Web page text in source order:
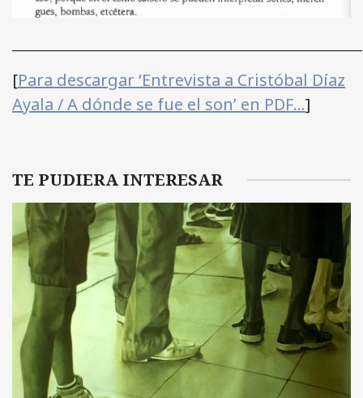
[Para descargar ‘Entrevista a Cristóbal Díaz
Ayala / A dónde se fue el son’ en PDF…]
TE PUDIERA INTERESAR